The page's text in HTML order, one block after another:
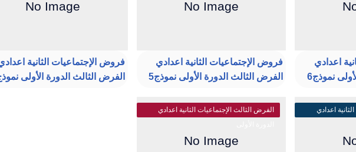
اعدادي
نموذج6
فروض الإجتماعيات الثانية اعدادي
الفرض الثالث الدورة الأولى نموذج5
فروض الإجتماعيات الثانية
الفرض الثالث الدورة الأولى
اعدادي
الفرض الثالث الإجتماعيات الثانية اعدادي